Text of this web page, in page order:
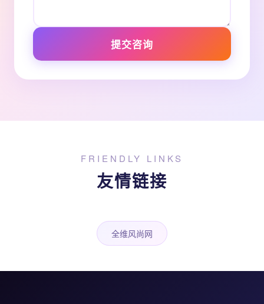
提交咨询
FRIENDLY LINKS
友情链接
全维风尚网